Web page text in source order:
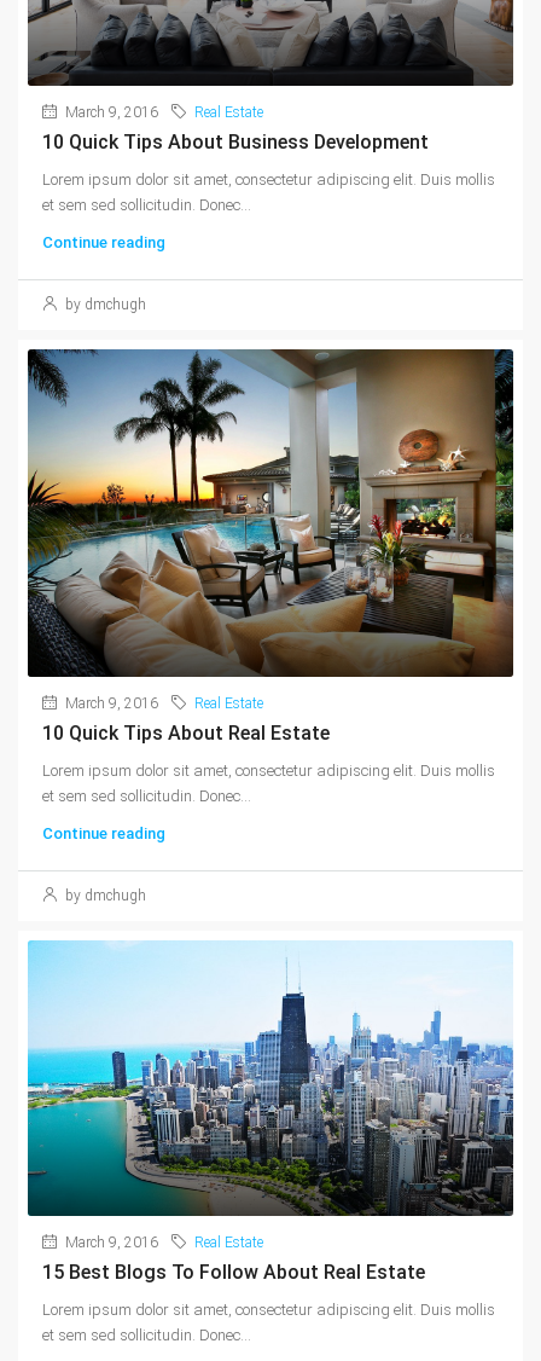
March 9, 2016 Real Estate
10 Quick Tips About Business Development
Lorem ipsum dolor sit amet, consectetur adipiscing elit. Duis mollis
et sem sed sollicitudin. Donec...
Continue reading
by dmchugh
March 9, 2016 Real Estate
10 Quick Tips About Real Estate
Lorem ipsum dolor sit amet, consectetur adipiscing elit. Duis mollis
et sem sed sollicitudin. Donec...
Continue reading
by dmchugh
March 9, 2016 Real Estate
15 Best Blogs To Follow About Real Estate
Lorem ipsum dolor sit amet, consectetur adipiscing elit. Duis mollis
et sem sed sollicitudin. Donec...